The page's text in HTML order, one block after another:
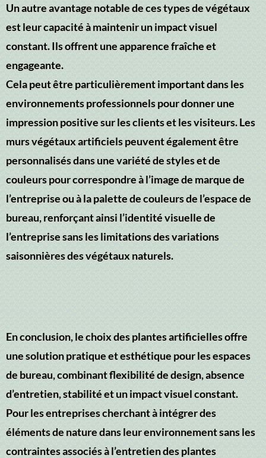
Un autre avantage notable de ces types de végétaux
est leur capacité à maintenir un impact visuel
constant. Ils offrent une apparence fraîche et
engageante.
Cela peut être particulièrement important dans les
environnements professionnels pour donner une
impression positive sur les clients et les visiteurs. Les
murs végétaux artificiels peuvent également être
personnalisés dans une variété de styles et de
couleurs pour correspondre à l’image de marque de
l’entreprise ou à la palette de couleurs de l’espace de
bureau, renforçant ainsi l’identité visuelle de
l’entreprise sans les limitations des variations
saisonnières des végétaux naturels.
En conclusion, le choix des plantes artificielles offre
une solution pratique et esthétique pour les espaces
de bureau, combinant flexibilité de design, absence
d’entretien, stabilité et un impact visuel constant.
Pour les entreprises cherchant à intégrer des
éléments de nature dans leur environnement sans les
contraintes associés à l’entretien des plantes